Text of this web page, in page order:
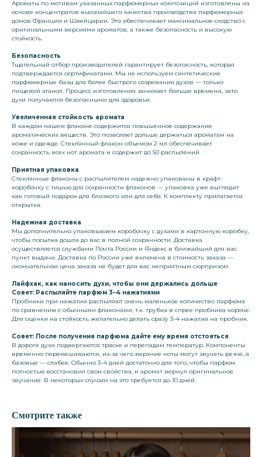
Ароматы по мотивам указанных парфюмерных композиций изготовлены на
основе концентратов высочайшего качества производства парфюмерных
домов Франции и Швейцарии. Это обеспечивает максимальное сходство с
оригинальными версиями ароматов, а также безопасность и высокую
стойкость.
Безопасность
Тщательный отбор производителей гарантирует безопасность, которая
подтверждается сертификатами. Мы не используем синтетические
парфюмерные базы для более быстрого созревания духов — только
пищевой этанол. Процесс изготовления занимает больше времени, зато
духи получаются безопасными для здоровья.
Увеличенная стойкость аромата
В каждом нашем флаконе содержится повышенное содержание
ароматических веществ. Это позволяет дольше держаться ароматам на
коже и одежде. Стеклянный флакон объемом 2 мл обеспечивает
сохранность всех нот аромата и содержит до 50 распылений.
Приятная упаковка
Стеклянные флаконы с распылителем надежно упакованы в крафт-
коробочку с тишью для сохранности флаконов — упаковка уже выглядит
как готовый подарок для близкого или для себя. К комплекту прилагается
открытка.
Надежная доставка
Мы дополнительно упаковываем коробочку с духами в картонную коробку,
чтобы посылка дошла до вас в полной сохранности. Доставка
осуществляется службами Почта России и Яндекс в ближайший для вас
пункт выдачи. Доставка по России уже включена в стоимость заказа —
окончательная цена заказа не будет для вас неприятным сюрпризом.
Лайфхак, как наносить духи, чтобы они держались дольше
Совет: Распыляйте парфюм 3–4 нажатиями
Пробники при нажатии распыляют очень маленькое количество парфюма
по сравнению с обычными флаконами, т.к. трубка в спрее пробника короче.
Для оценки на стойкость желательно делать сразу 3–4 нажатия на пробник.
Совет: После получения парфюма дайте ему время отстояться
В дороге духи подвергаются тряске и перепадам температур. Компоненты
временно перемешиваются, из-за чего верхние ноты могут звучать резче, а
базовые — слабее. Обычно 3–4 дней достаточно для того, чтобы парфюм
полностью восстановил свои свойства, и аромат вернул оригинальное
звучание. В некоторых случаях на это требуется до 10 дней.
Смотрите также